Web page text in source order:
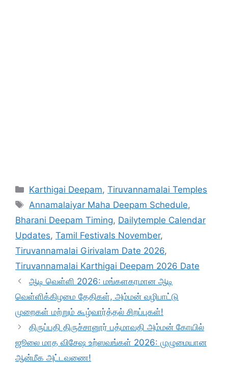
Categories
Karthigai Deepam,Tiruvannamalai Temples
Tags
Annamalaiyar Maha Deepam Schedule,
Bharani Deepam Timing, Dailytemple Calendar
Updates, Tamil Festivals November,
Tiruvannamalai Girivalam Date 2026,
Tiruvannamalai Karthigai Deepam 2026 Date
ஆடி வெள்ளி 2026: மங்களகரமான ஆடி
வெள்ளிக்கிழமை தேதிகள், அம்மன் வழிபாட்டு
முறைகள் மற்றும் கூழ்வார்த்தல் சிறப்புகள்!
திருப்பதி திருச்சானூர் பத்மாவதி அம்மன் கோயில்
ஜூலை மாத விசேஷ உற்ஸவங்கள் 2026: முழுமையான
ஆன்மீக அட்டவணை!